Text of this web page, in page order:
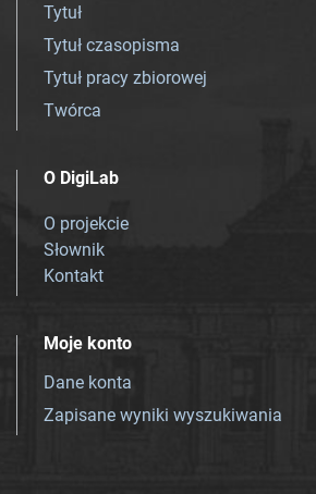
Tytuł
Tytuł czasopisma
Tytuł pracy zbiorowej
Twórca
O DigiLab
O projekcie
Słownik
Kontakt
Moje konto
Dane konta
Zapisane wyniki wyszukiwania